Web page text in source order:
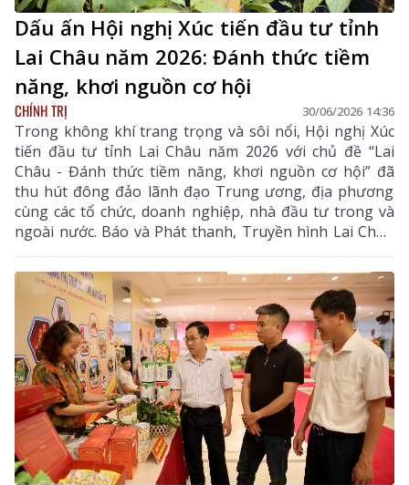
Dấu ấn Hội nghị Xúc tiến đầu tư tỉnh
Lai Châu năm 2026: Đánh thức tiềm
năng, khơi nguồn cơ hội
CHÍNH TRỊ 30/06/2026 14:36
Trong không khí trang trọng và sôi nổi, Hội nghị Xúc
tiến đầu tư tỉnh Lai Châu năm 2026 với chủ đề “Lai
Châu - Đánh thức tiềm năng, khơi nguồn cơ hội” đã
thu hút đông đảo lãnh đạo Trung ương, địa phương
cùng các tổ chức, doanh nghiệp, nhà đầu tư trong và
ngoài nước. Báo và Phát thanh, Truyền hình Lai Châu
ghi lại những dấu ấn nổi bật của sự kiện, góp phần
lan tỏa hình ảnh Lai Châu năng động, cởi mở, giàu
tiềm năng và sẵn sàng đồng hành cùng nhà đầu tư
trên hành trình phát triển bền vững.